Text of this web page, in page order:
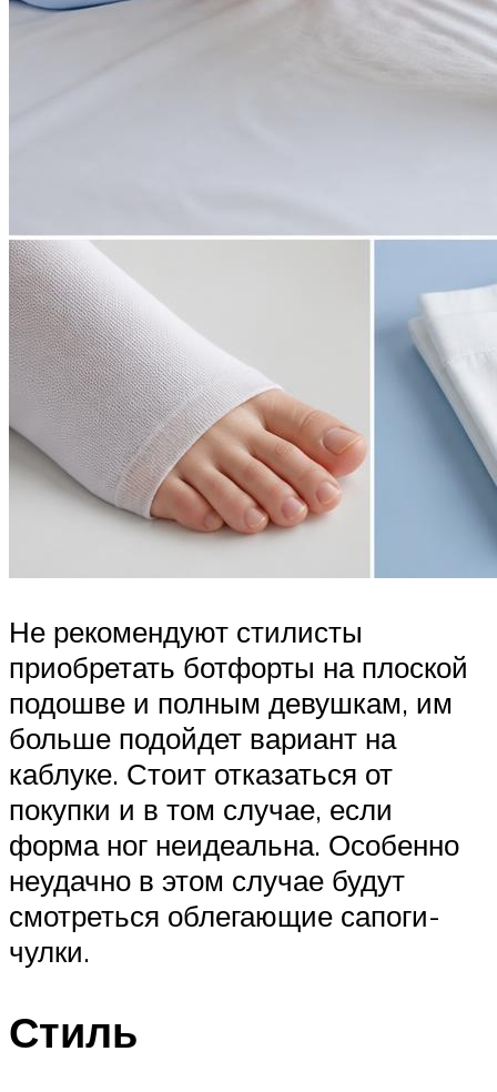
Не рекомендуют стилисты
приобретать ботфорты на плоской
подошве и полным девушкам, им
больше подойдет вариант на
каблуке. Стоит отказаться от
покупки и в том случае, если
форма ног неидеальна. Особенно
неудачно в этом случае будут
смотреться облегающие сапоги-
чулки.
Стиль